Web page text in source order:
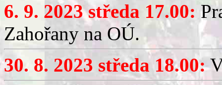
6. 9. 2023 středa 17.00:
Zahořany na OÚ.
30. 8. 2023 středa 18.00: